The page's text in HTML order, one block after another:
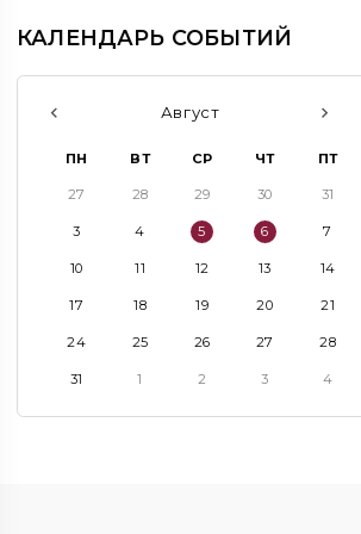
КАЛЕНДАРЬ СОБЫТИЙ
Август
ПН ВТ СР ЧТ ПТ
27 28 29 30 31
3 4 5 6 7
10 11 12 13 14
17 18 19 20 21
24 25 26 27 28
31 1 2 3 4